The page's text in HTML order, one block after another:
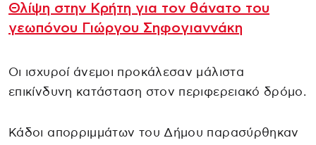
Θλίψη στην Κρήτη για τον θάνατο του
γεωπόνου Γιώργου Σηφογιαννάκη
Οι ισχυροί άνεμοι προκάλεσαν μάλιστα
επικίνδυνη κατάσταση στον περιφερειακό δρόμο.
Κάδοι απορριμμάτων του Δήμου παρασύρθηκαν